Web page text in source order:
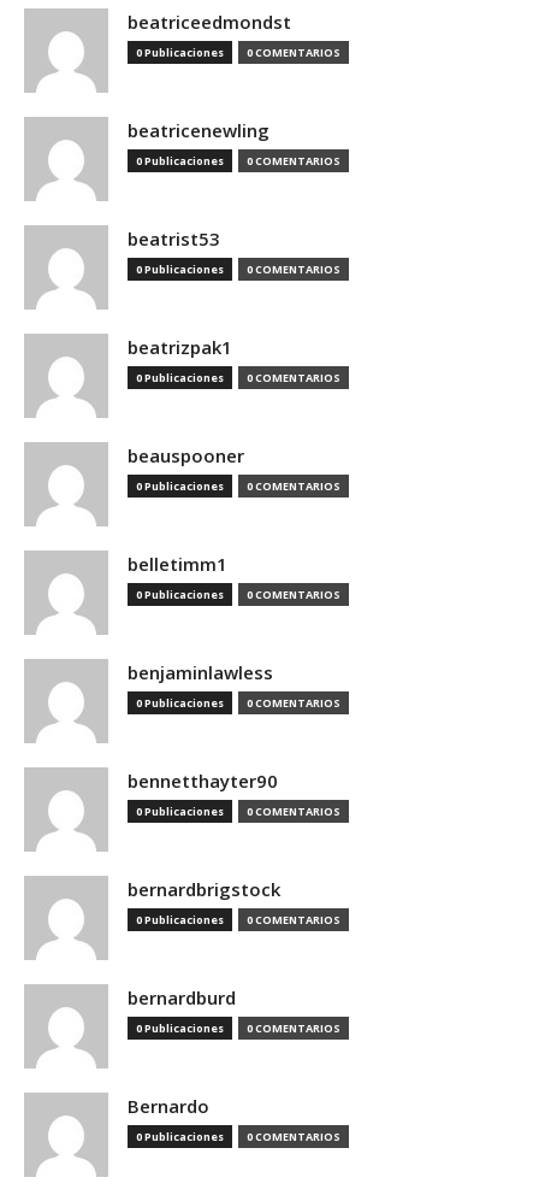
beatriceedmondst
0 Publicaciones 0 COMENTARIOS
beatricenewling
0 Publicaciones 0 COMENTARIOS
beatrist53
0 Publicaciones 0 COMENTARIOS
beatrizpak1
0 Publicaciones 0 COMENTARIOS
beauspooner
0 Publicaciones 0 COMENTARIOS
belletimm1
0 Publicaciones 0 COMENTARIOS
benjaminlawless
0 Publicaciones 0 COMENTARIOS
bennetthayter90
0 Publicaciones 0 COMENTARIOS
bernardbrigstock
0 Publicaciones 0 COMENTARIOS
bernardburd
0 Publicaciones 0 COMENTARIOS
Bernardo
0 Publicaciones 0 COMENTARIOS